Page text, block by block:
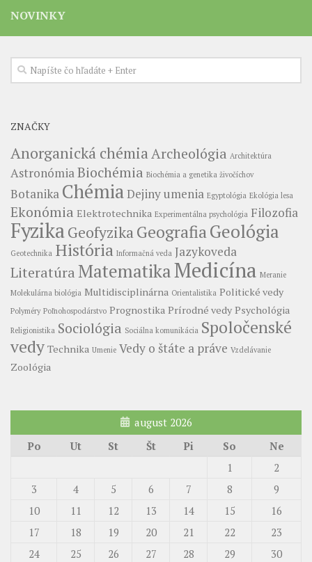
NOVINKY
ZNAČKY
Anorganická chémiaArcheológia Architektúra
AstronómiaBiochémia Biochémia a genetika živočíchov
Botanika ChémiaDejiny umenia Egyptológia Ekológia lesa
Ekonómia Elektrotechnika Experimentálna psychológia Filozofia
FyzikaGeofyzikaGeografiaGeológia
Geotechnika História Informačná veda Jazykoveda
LiteratúraMatematikaMedicína Meranie
Molekulárna biológia Multidisciplinárna Orientalistika Politické vedy
Polyméry Poľnohospodárstvo Prognostika Prírodné vedy Psychológia
Religionistika Sociológia Sociálna komunikácia Spoločenské
vedy Technika Umenie Vedy o štáte a práve Vzdelávanie
Zoológia
august 2026
Po
Ut St Št Pi So
Ne
1
2
3
4 5 6 7 8
9
10
11 12 13 14 15
16
17
18 19 20 21 22
23
24
25 26 27 28 29 30